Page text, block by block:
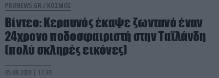
PRONEWS.GR / ΚΟΣΜΟΣ
Βίντεο: Κεραυνός έκαψε ζωντανό έναν
24χρονο ποδοσφαιριστή στην Ταϊλάνδη
(πολύ σκληρές εικόνες)
05.08.2026 | 17:30